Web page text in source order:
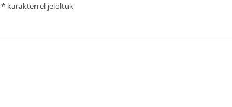
*karakterrel jelöltük